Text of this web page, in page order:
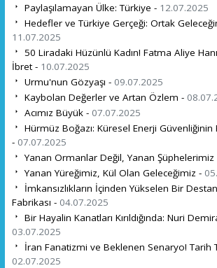
Paylaşılamayan Ülke: Türkiye - 12.07.2025
Hedefler ve Türkiye Gerçeği: Ortak
11.07.2025
50 Liradaki Hüzünlü Kadın! Fatma Aliye
İbret - 10.07.2025
Urmu'nun Gözyaşı - 09.07.2025
Kaybolan Değerler ve Artan Özlem -
Acımız Büyük - 07.07.2025
Hürmüz Boğazı: Küresel Enerji Güvenliğinin
- 07.07.2025
Yanan Ormanlar Değil, Yanan Şüphelerimiz
Yanan Yüreğimiz, Kül Olan Geleceğimiz -
İmkansızlıkların İçinden Yükselen Bir
Fabrikası - 04.07.2025
Bir Hayalin Kanatları Kırıldığında: Nuri
03.07.2025
İran Fanatizmi ve Beklenen Senaryo! Tarih
02.07.2025